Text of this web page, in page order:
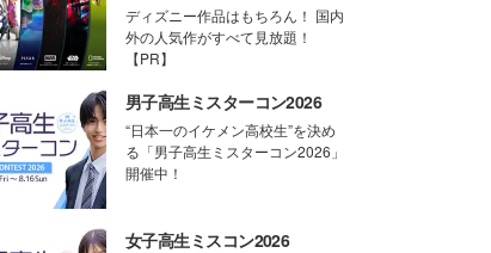
ディズニー作品はもちろん！ 国内
外の人気作がすべて見放題！
【PR】
男子高生ミスターコン2026
“日本一のイケメン高校生”を決め
る「男子高生ミスターコン2026」
開催中！
女子高生ミスコン2026